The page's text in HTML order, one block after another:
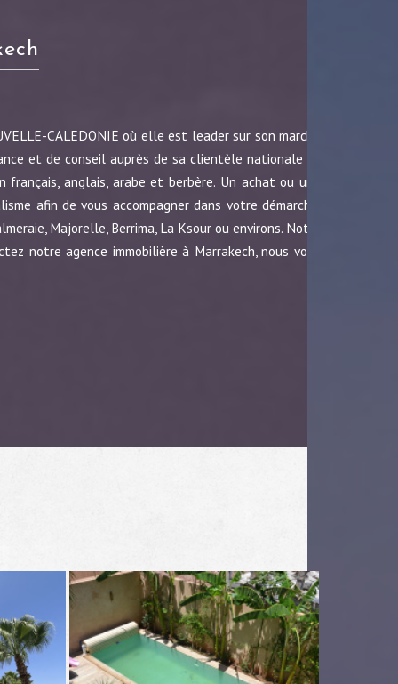
CALEDONIE où elle est leader sur son marché
et de conseil auprès de sa clientèle nationale et
anglais, arabe et berbère. Un achat ou une
afin de vous accompagner dans votre démarche.
Majorelle, Berrima, La Ksour ou environs. Notre
notre agence immobilière à Marrakech, nous vous